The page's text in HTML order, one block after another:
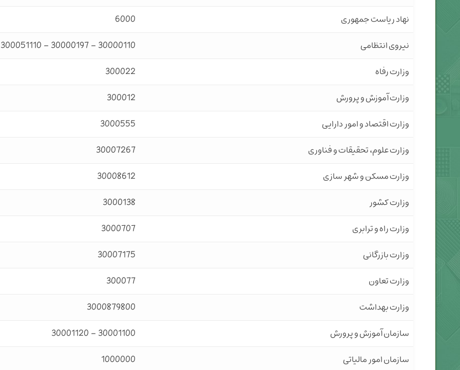
نهاد ریاست جمهوری
6000
نیروی انتظامی
30000110 – 30000197 – 300051110
وزارت رفاه
300022
وزارت آموزش و پرورش
300012
وزارت اقتصاد و امور دارایی
3000555
وزارت علوم، تحقیقات و فناوری
30007267
وزارت مسکن و شهر سازی
30008612
وزارت کشور
3000138
وزارت راه و ترابری
3000707
وزارت بازرگانی
30007175
وزارت تعاون
300077
وزارت بهداشت
3000879800
سازمان آموزش و پرورش
30001100 – 30001120
سازمان امور مالیاتی
1000000